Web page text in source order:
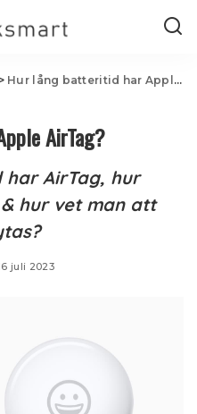
> Hur lång batteritid har Apple AirTag?
AirTag?
AirTag, hur
hur vet man att
juli 2023